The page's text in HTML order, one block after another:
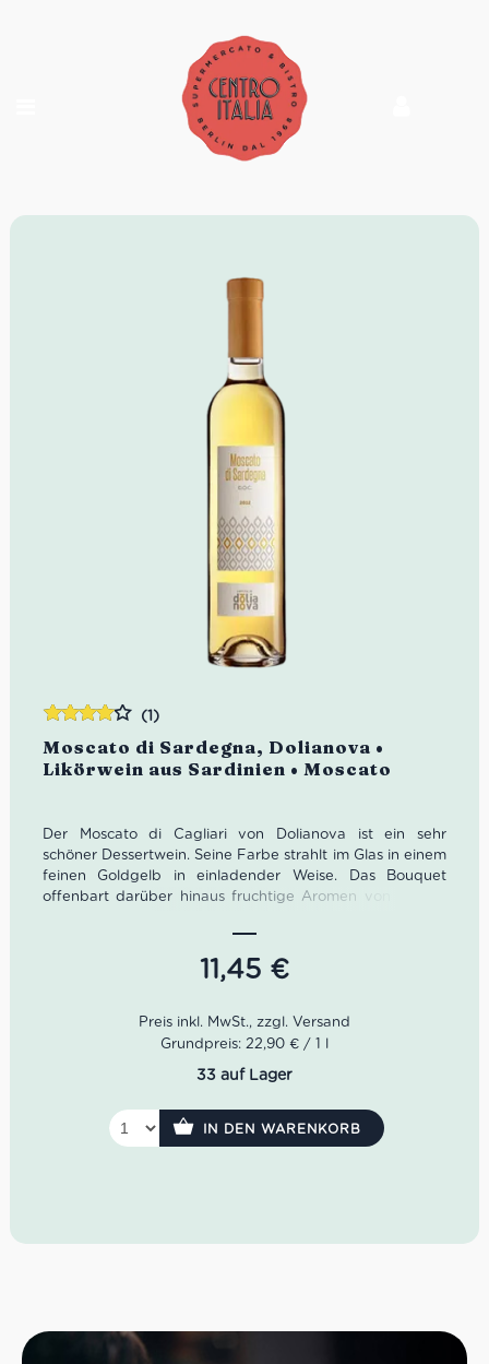
Moscato di Sardegna, Dolianova •
Likörwein aus Sardinien • Moscato
(1)
Der Moscato di Cagliari von Dolianova ist ein sehr
schöner Dessertwein. Seine Farbe strahlt im Glas in einem
feinen Goldgelb in einladender Weise. Das Bouquet
offenbart darüber hinaus fruchtige Aromen von Vanille,
Geruch: Vanille, Orangenschale, Melone
Geschmack: vielschichtig, vollmundig, elegant
11,45 €
mit4.00
von 5
Grundpreis: 22,90 € / 1 l
33 auf Lager
IN DEN WARENKORB